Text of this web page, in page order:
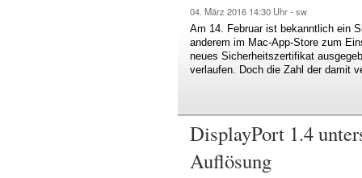
04. März 2016 14:30 Uhr - sw
Am 14. Februar ist bekanntlich ein
anderem im Mac-App-Store zum
neues Sicherheitszertifikat
verlaufen. Doch die Zahl der damit
DisplayPort 1.4
Auflösung